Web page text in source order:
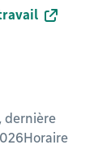
dernière